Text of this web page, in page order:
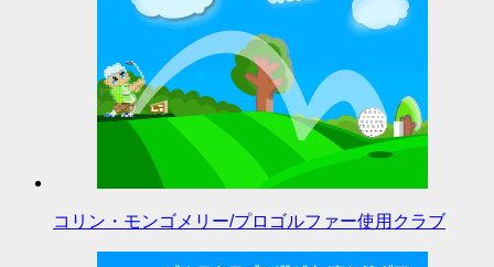
コリン・モンゴメリー/プロゴルファー使用クラブ